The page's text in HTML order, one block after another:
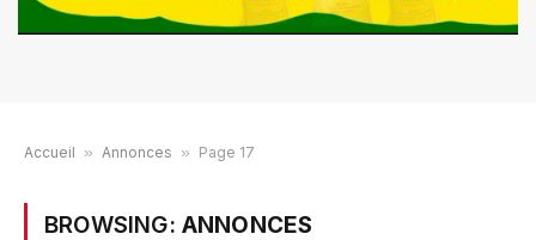
Accueil » Annonces » Page 17
BROWSING: ANNONCES